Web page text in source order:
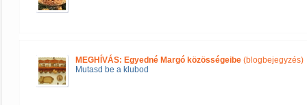
MEGHÍVÁS: Egyedné Margó közösségeibe (blogbejegyzés)
Mutasd be a klubod